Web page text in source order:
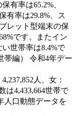
有率は65.2%、
有率は29.8%、ス
レット型端末の保
です。またイン
世帯率は8.4%で
帯編） 令和4年デー
人、女：
は4,433,664世帯で
人口動態データを